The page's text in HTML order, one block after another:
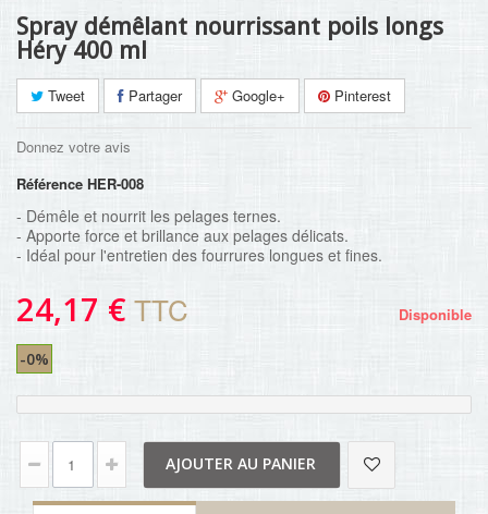
Spray démêlant nourrissant poils longs
Héry 400 ml
Tweet Partager Google+ Pinterest
Donnez votre avis
Référence HER-008
- Démêle et nourrit les pelages ternes.
- Apporte force et brillance aux pelages délicats.
- Idéal pour l'entretien des fourrures longues et fines.
24,17 € TTC
-0%
Disponible
AJOUTER AU PANIER